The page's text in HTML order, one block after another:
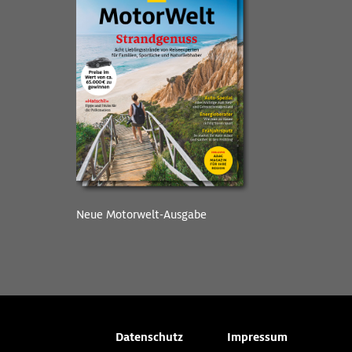
Neue Motorwelt-Ausgabe
Datenschutz Impressum